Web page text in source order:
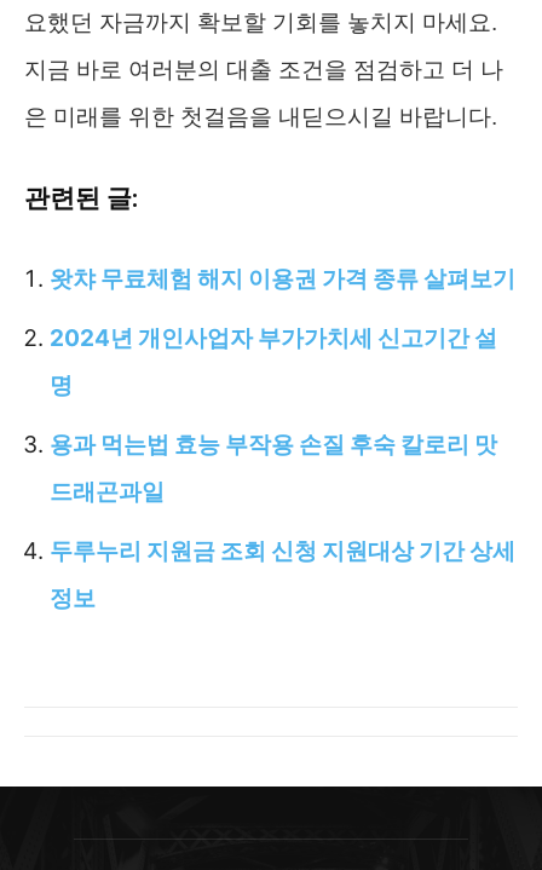
요했던 자금까지 확보할 기회를 놓치지 마세요.
지금 바로 여러분의 대출 조건을 점검하고 더 나
은 미래를 위한 첫걸음을 내딛으시길 바랍니다.
관련된 글:
왓챠 무료체험 해지 이용권 가격 종류 살펴보기
2024년 개인사업자 부가가치세 신고기간 설
명
용과 먹는법 효능 부작용 손질 후숙 칼로리 맛
드래곤과일
두루누리 지원금 조회 신청 지원대상 기간 상세
정보